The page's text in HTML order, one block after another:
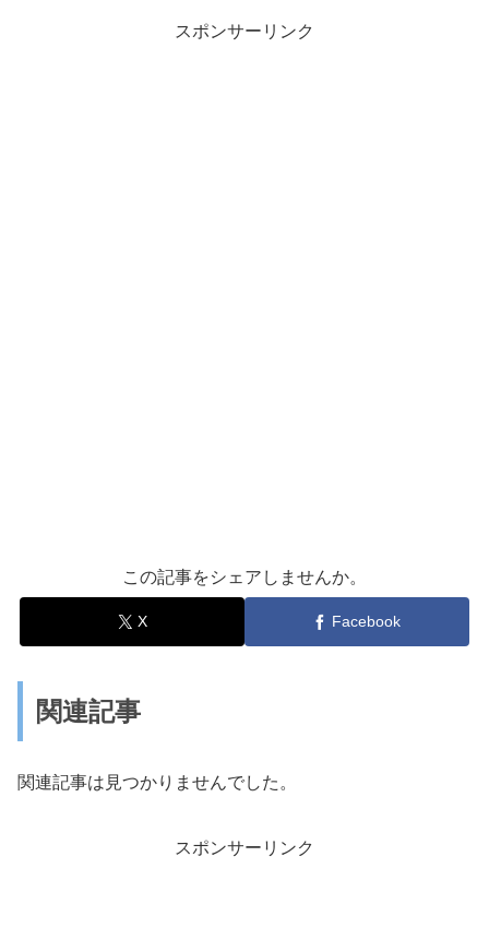
スポンサーリンク
この記事をシェアしませんか。
X Facebook
関連記事
関連記事は見つかりませんでした。
スポンサーリンク